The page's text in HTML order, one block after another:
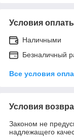
Условия
Наличными
Безналичный
Все условия
Условия
Законом не
надлежащего